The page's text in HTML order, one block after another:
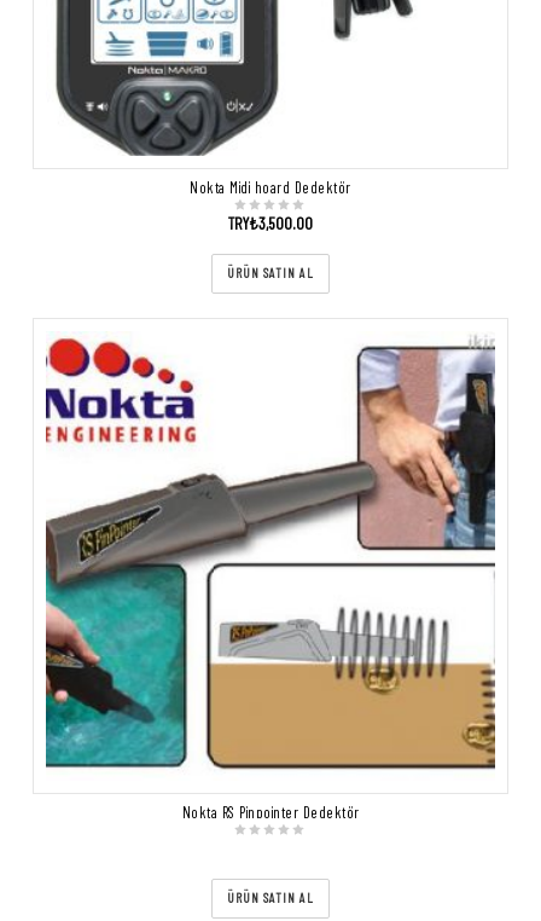
Nokta Midi hoard Dedektör
TRY₺3,500.00
ÜRÜN SATIN AL
Nokta RS Pinpointer Dedektör
ÜRÜN SATIN AL